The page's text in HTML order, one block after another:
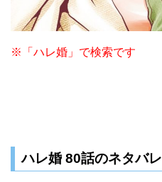
※「ハレ婚」で検索です
ハレ婚 80話のネタバレ